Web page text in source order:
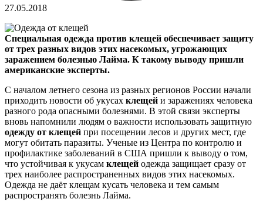
27.05.2018
Специальная одежда против клещей обеспечивает защиту
от трех разных видов этих насекомых, угрожающих
заражением болезнью Лайма. К такому выводу пришли
американские эксперты.
С началом летнего сезона из разных регионов России начали
приходить новости об укусах клещей и заражениях человека
разного рода опасными болезнями. В этой связи эксперты
вновь напомнили людям о важности использовать защитную
одежду от клещей при посещении лесов и других мест, где
могут обитать паразиты. Ученые из Центра по контролю и
профилактике заболеваний в США пришли к выводу о том,
что устойчивая к укусам клещей одежда защищает сразу от
трех наиболее распространенных видов этих насекомых.
Одежда не даёт клещам кусать человека и тем самым
распространять болезнь Лайма.